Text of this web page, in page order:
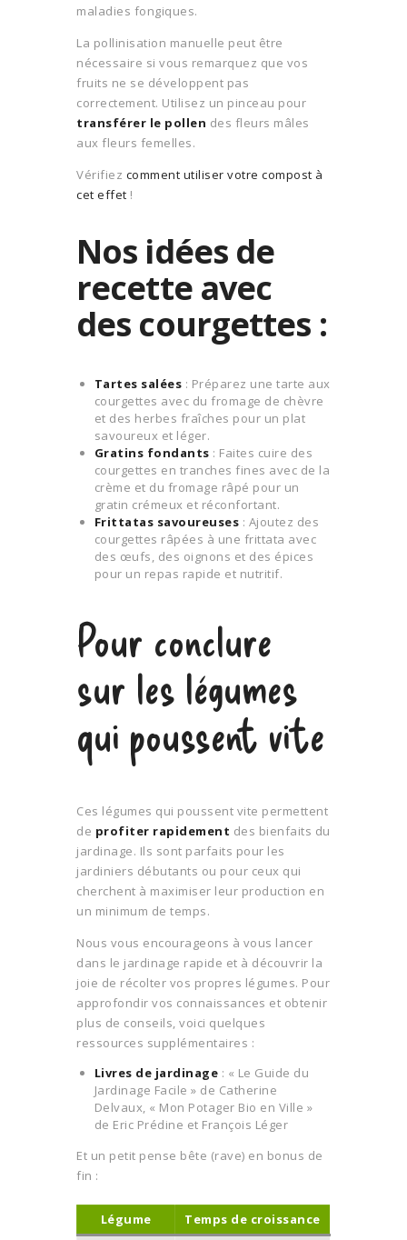
maladies fongiques.
La pollinisation manuelle peut être
nécessaire si vous remarquez que vos
fruits ne se développent pas
correctement. Utilisez un pinceau pour
transférer le pollen des fleurs mâles
aux fleurs femelles.
Vérifiez comment utiliser votre compost à
cet effet !
Nos idées de
recette avec
des courgettes :
Tartes salées : Préparez une tarte aux
courgettes avec du fromage de chèvre
et des herbes fraîches pour un plat
savoureux et léger.
Gratins fondants : Faites cuire des
courgettes en tranches fines avec de la
crème et du fromage râpé pour un
gratin crémeux et réconfortant.
Frittatas savoureuses : Ajoutez des
courgettes râpées à une frittata avec
des œufs, des oignons et des épices
pour un repas rapide et nutritif.
Pour conclure
sur les légumes
qui poussent vite
Ces légumes qui poussent vite permettent
de profiter rapidement des bienfaits du
jardinage. Ils sont parfaits pour les
jardiniers débutants ou pour ceux qui
cherchent à maximiser leur production en
un minimum de temps.
Nous vous encourageons à vous lancer
dans le jardinage rapide et à découvrir la
joie de récolter vos propres légumes. Pour
approfondir vos connaissances et obtenir
plus de conseils, voici quelques
ressources supplémentaires :
Livres de jardinage : « Le Guide du
Jardinage Facile » de Catherine
Delvaux, « Mon Potager Bio en Ville »
de Eric Prédine et François Léger
Et un petit pense bête (rave) en bonus de
fin :
Légume
Temps de croissance